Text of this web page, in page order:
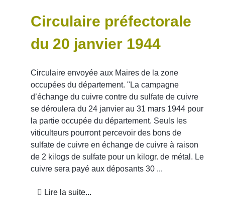
Circulaire préfectorale
du 20 janvier 1944
Circulaire envoyée aux Maires de la zone
occupées du département. "La campagne
d’échange du cuivre contre du sulfate de cuivre
se déroulera du 24 janvier au 31 mars 1944 pour
la partie occupée du département. Seuls les
viticulteurs pourront percevoir des bons de
sulfate de cuivre en échange de cuivre à raison
de 2 kilogs de sulfate pour un kilogr. de métal. Le
cuivre sera payé aux déposants 30 ...
Lire la suite...